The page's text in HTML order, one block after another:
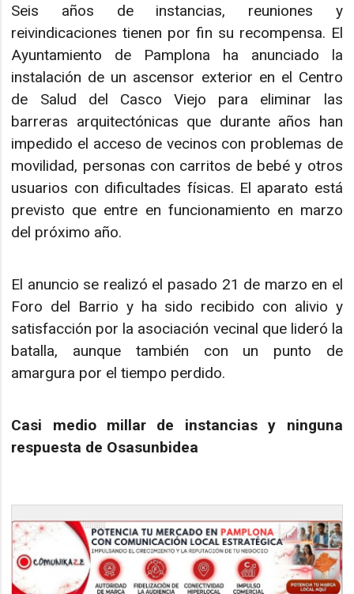
Seis años de instancias, reuniones y
reivindicaciones tienen por fin su recompensa. El
Ayuntamiento de Pamplona ha anunciado la
instalación de un ascensor exterior en el Centro
de Salud del Casco Viejo para eliminar las
barreras arquitectónicas que durante años han
impedido el acceso de vecinos con problemas de
movilidad, personas con carritos de bebé y otros
usuarios con dificultades físicas. El aparato está
previsto que entre en funcionamiento en marzo
del próximo año.
El anuncio se realizó el pasado 21 de marzo en el
Foro del Barrio y ha sido recibido con alivio y
satisfacción por la asociación vecinal que lideró la
batalla, aunque también con un punto de
amargura por el tiempo perdido.
Casi medio millar de instancias y ninguna
respuesta de Osasunbidea